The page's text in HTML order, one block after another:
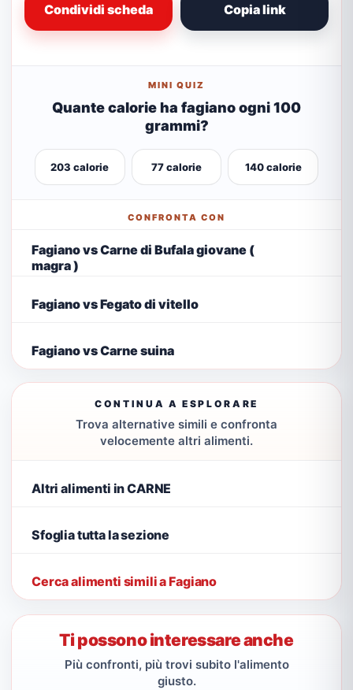
Condividi scheda Copia link
MINI QUIZ
Quante calorie ha fagiano ogni 100
grammi?
203 calorie 77 calorie 140 calorie
CONFRONTA CON
Fagiano vs Carne di Bufala giovane (
magra )
Fagiano vs Fegato di vitello
Fagiano vs Carne suina
CONTINUA A ESPLORARE
Trova alternative simili e confronta
velocemente altri alimenti.
Altri alimenti in CARNE
Sfoglia tutta la sezione
Cerca alimenti simili a Fagiano
Ti possono interessare anche
Più confronti, più trovi subito l'alimento
giusto.